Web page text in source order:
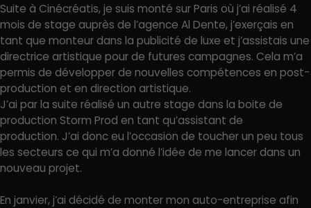
Suite à Cinécréatis, je suis monté sur Paris où j’ai réalisé 4
mois de stage auprès de l’agence Al Dente, j’exerçais en
tant que monteur dans la publicité de luxe et j’assistais une
directrice artistique pour de futures campagnes. Cela m’a
permis de développer de nouvelles compétences en post-
production et en direction artistique.
J’ai par la suite réalisé un autre stage dans la boite de
production Storm Prod en tant qu’assistant de
production. J’ai donc eu l’occasion de toucher un peu tous
les secteurs ce qui m’a donné l’idée de me lancer dans un
nouveau projet.
En janvier, j’ai décidé de monter mon auto-entreprise afin